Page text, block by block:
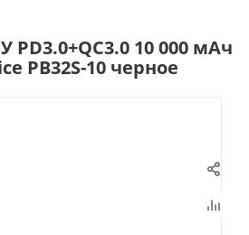
PD3.0+QC3.0 10 000 мАч
PB32S-10 черное